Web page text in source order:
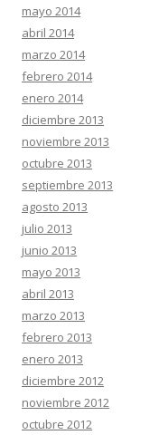
mayo 2014
abril 2014
marzo 2014
febrero 2014
enero 2014
diciembre 2013
noviembre 2013
octubre 2013
septiembre 2013
agosto 2013
julio 2013
junio 2013
mayo 2013
abril 2013
marzo 2013
febrero 2013
enero 2013
diciembre 2012
noviembre 2012
octubre 2012